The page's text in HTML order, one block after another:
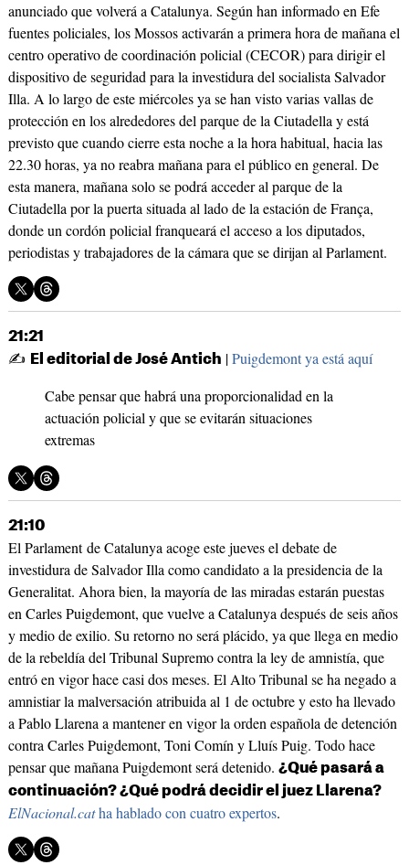
anunciado que volverá a Catalunya. Según han informado en Efe
fuentes policiales, los Mossos activarán a primera hora de mañana el
centro operativo de coordinación policial (CECOR) para dirigir el
dispositivo de seguridad para la investidura del socialista Salvador
Illa. A lo largo de este miércoles ya se han visto varias vallas de
protección en los alrededores del parque de la Ciutadella y está
previsto que cuando cierre esta noche a la hora habitual, hacia las
22.30 horas, ya no reabra mañana para el público en general. De
esta manera, mañana solo se podrá acceder al parque de la
Ciutadella por la puerta situada al lado de la estación de França,
donde un cordón policial franqueará el acceso a los diputados,
periodistas y trabajadores de la cámara que se dirijan al Parlament.
21:21
✍ El editorial de José Antich |Puigdemont ya está aquí
Cabe pensar que habrá una proporcionalidad en la
actuación policial y que se evitarán situaciones
extremas
21:10
El Parlament de Catalunya acoge este jueves el debate de
investidura de Salvador Illa como candidato a la presidencia de la
Generalitat. Ahora bien, la mayoría de las miradas estarán puestas
en Carles Puigdemont, que vuelve a Catalunya después de seis años
y medio de exilio. Su retorno no será plácido, ya que llega en medio
de la rebeldía del Tribunal Supremo contra la ley de amnistía, que
entró en vigor hace casi dos meses. El Alto Tribunal se ha negado a
amnistiar la malversación atribuida al 1 de octubre y esto ha llevado
a Pablo Llarena a mantener en vigor la orden española de detención
contra Carles Puigdemont, Toni Comín y Lluís Puig. Todo hace
pensar que mañana Puigdemont será detenido. ¿Qué pasará a
continuación? ¿Qué podrá decidir el juez Llarena?
ElNacional.catha hablado con cuatro expertos.